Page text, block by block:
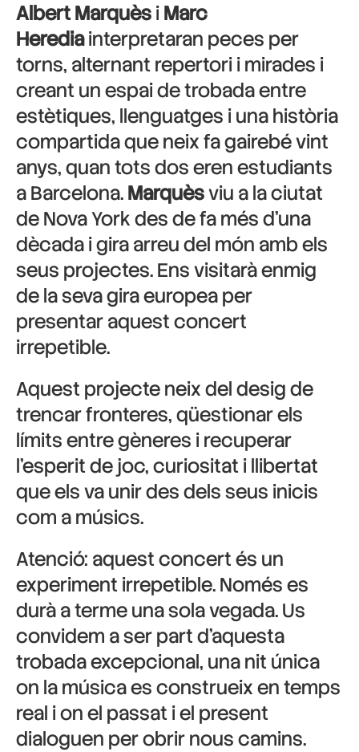
Albert MarquèsiMarc
Herediainterpretaran peces per
torns, alternant repertori i mirades i
creant un espai de trobada entre
estètiques, llenguatges i una història
compartida que neix fa gairebé vint
anys, quan tots dos eren estudiants
a Barcelona.Marquèsviu a la ciutat
de Nova York des de fa més d’una
dècada i gira arreu del món amb els
seus projectes. Ens visitarà enmig
de la seva gira europea per
presentar aquest concert
irrepetible.
Aquest projecte neix del desig de
trencar fronteres, qüestionar els
límits entre gèneres i recuperar
l’esperit de joc, curiositat i llibertat
que els va unir des dels seus inicis
com a músics.
Atenció: aquest concert és un
experiment irrepetible. Només es
durà a terme una sola vegada. Us
convidem a ser part d’aquesta
trobada excepcional, una nit única
on la música es construeix en temps
real i on el passat i el present
dialoguen per obrir nous camins.